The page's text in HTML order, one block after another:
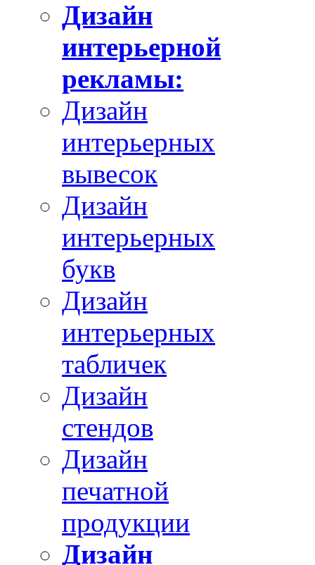
Дизайн
интерьерной
рекламы:
Дизайн
интерьерных
вывесок
Дизайн
интерьерных
букв
Дизайн
интерьерных
табличек
Дизайн
стендов
Дизайн
печатной
продукции
Дизайн